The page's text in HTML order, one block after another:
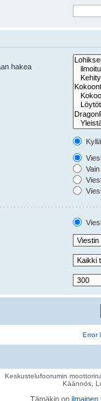
hakea
Error
Keskustelufoorumin
Käännös,
Tämäkin on ilmainen